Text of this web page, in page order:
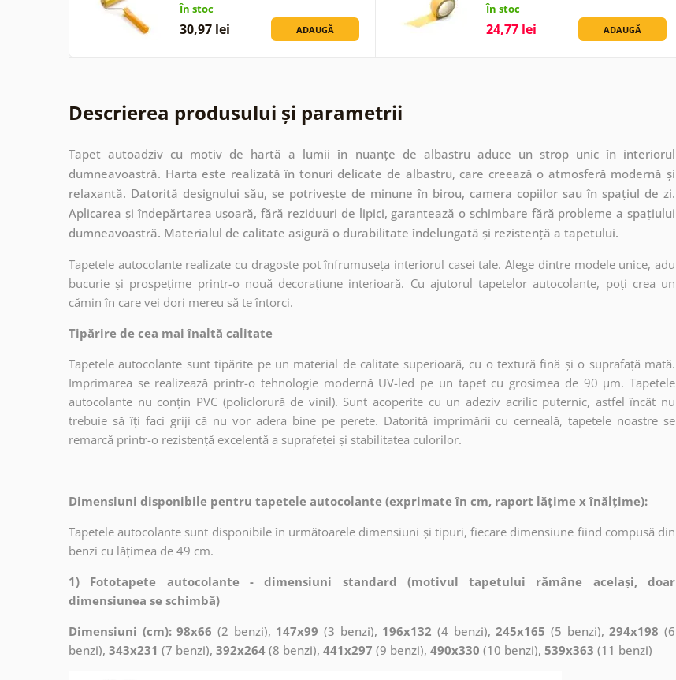
În stoc
30,97 lei ADAUGĂ
În stoc
24,77 lei ADAUGĂ
Descrierea produsului și parametrii
Tapet autoadziv cu motiv de hartă a lumii în nuanțe de albastru aduce un strop unic în interiorul
dumneavoastră. Harta este realizată în tonuri delicate de albastru, care creează o atmosferă modernă și
relaxantă. Datorită designului său, se potrivește de minune în birou, camera copiilor sau în spațiul de zi.
Aplicarea și îndepărtarea ușoară, fără reziduuri de lipici, garantează o schimbare fără probleme a spațiului
dumneavoastră. Materialul de calitate asigură o durabilitate îndelungată și rezistență a tapetului.
Tapetele autocolante realizate cu dragoste pot înfrumuseța interiorul casei tale. Alege dintre modele unice, adu
bucurie și prospețime printr-o nouă decorațiune interioară. Cu ajutorul tapetelor autocolante, poți crea un
cămin în care vei dori mereu să te întorci.
Tipărire de cea mai înaltă calitate
Tapetele autocolante sunt tipărite pe un material de calitate superioară, cu o textură fină și o suprafață mată.
Imprimarea se realizează printr-o tehnologie modernă UV-led pe un tapet cu grosimea de 90 µm. Tapetele
autocolante nu conțin PVC (policlorură de vinil). Sunt acoperite cu un adeziv acrilic puternic, astfel încât nu
trebuie să îți faci griji că nu vor adera bine pe perete. Datorită imprimării cu cerneală, tapetele noastre se
remarcă printr-o rezistență excelentă a suprafeței și stabilitatea culorilor.
Dimensiuni disponibile pentru tapetele autocolante (exprimate în cm, raport lățime x înălțime):
Tapetele autocolante sunt disponibile în următoarele dimensiuni și tipuri, fiecare dimensiune fiind compusă din
benzi cu lățimea de 49 cm.
1) Fototapete autocolante - dimensiuni standard (motivul tapetului rămâne același, doar
dimensiunea se schimbă)
Dimensiuni (cm): 98x66 (2 benzi), 147x99 (3 benzi), 196x132 (4 benzi),245x165 (5 benzi),294x198 (6
benzi), 343x231 (7 benzi), 392x264 (8 benzi), 441x297 (9 benzi), 490x330 (10 benzi), 539x363 (11 benzi)